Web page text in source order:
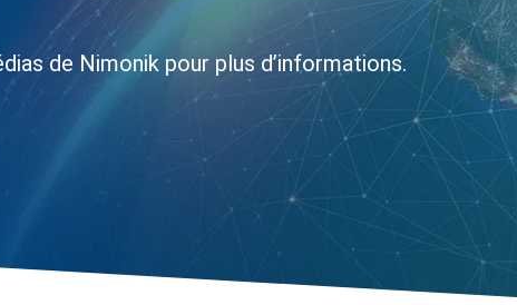
de Nimonik pour plus d’informations.